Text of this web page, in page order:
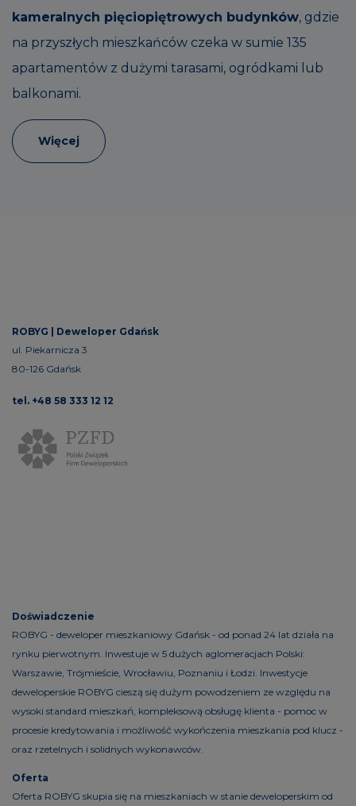
kameralnych pięciopiętrowych budynków, gdzie
na przyszłych mieszkańców czeka w sumie 135
apartamentów z dużymi tarasami, ogródkami lub
balkonami.
Więcej
ROBYG | Deweloper Gdańsk
ul. Piekarnicza 3
80-126 Gdańsk
tel. +48 58 333 12 12
Doświadczenie
ROBYG - deweloper mieszkaniowy Gdańsk - od ponad 24 lat działa na
rynku pierwotnym. Inwestuje w 5 dużych aglomeracjach Polski:
Warszawie, Trójmieście, Wrocławiu, Poznaniu i Łodzi. Inwestycje
deweloperskie ROBYG cieszą się dużym powodzeniem ze względu na
wysoki standard mieszkań, kompleksową obsługę klienta - pomoc w
procesie kredytowania i możliwość wykończenia mieszkania pod klucz -
oraz rzetelnych i solidnych wykonawców.
Oferta
Oferta ROBYG skupia się na mieszkaniach w stanie deweloperskim od